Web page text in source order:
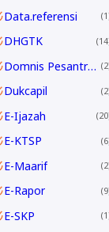
Data.referensi 1
DHGTK 14
Domnis Pesantren Ramadhan 2
Dukcapil 2
E-Ijazah 20
E-KTSP 6
E-Maarif 2
E-Rapor 9
E-SKP 1